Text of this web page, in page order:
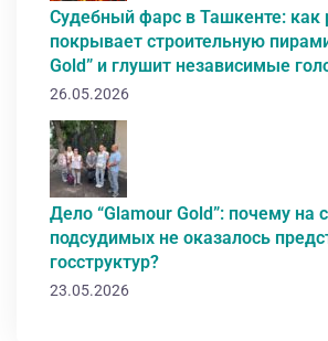
Судебный фарс в Ташкенте:
покрывает строительную
Gold” и глушит независимые
26.05.2026
Дело “Glamour Gold”: почему на
подсудимых не оказалось
госструктур?
23.05.2026